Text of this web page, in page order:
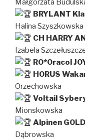
Małgorzata
BRYLANT
Halina Szyszkowska
CH HARRY
Izabela
RO*Oracol
HORUS
Orzechowska
Voltail
Mionskowska
Alpinen
Dąbrowska